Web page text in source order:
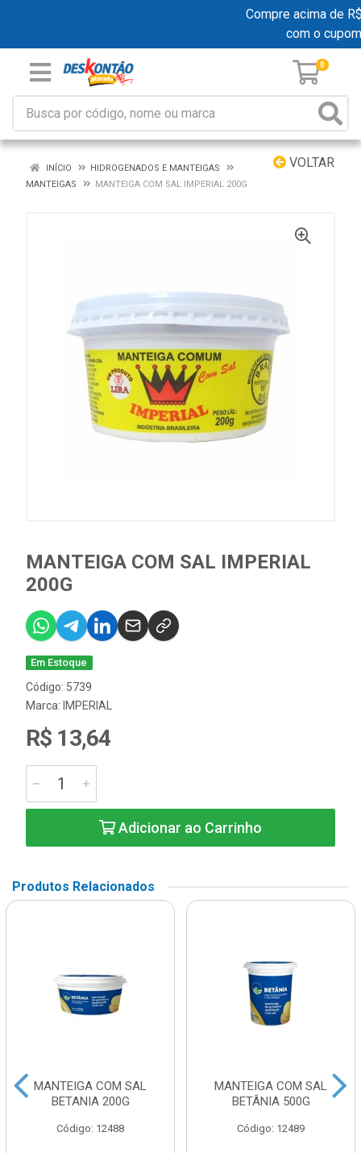
Compre acima de
com o cupom
0
VOLTAR
INÍCIO
HIDROGENADOS E MANTEIGAS
MANTEIGAS
MANTEIGA COM SAL IMPERIAL 200G
MANTEIGA COM SAL IMPERIAL
200G
Em Estoque
Código: 5739
Marca: IMPERIAL
R$ 13,64
Adicionar ao Carrinho
Produtos Relacionados
MANTEIGA COM SAL
BETANIA 200G
Código: 12488
MANTEIGA COM SAL
BETÂNIA 500G
Código: 12489